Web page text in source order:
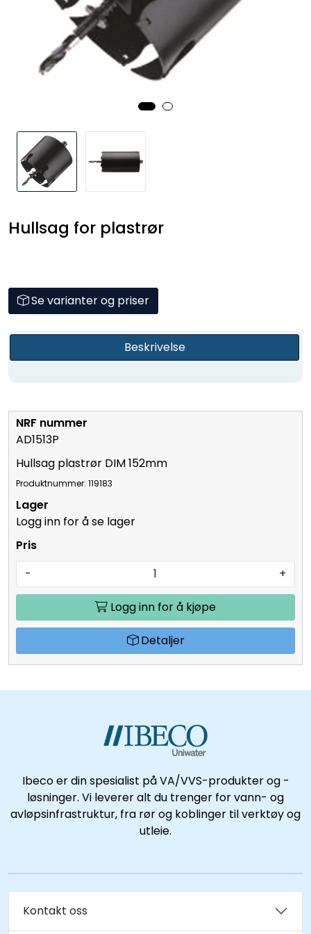
Hullsag for plastrør
Se varianter og priser
Beskrivelse
AD1513P
Hullsag plastrør DIM 152mm
Produktnummer: 119183
Logg inn for å se lager
- +
Logg inn for å kjøpe
Detaljer
Ibeco er din spesialist på VA/VVS-produkter og -
løsninger. Vi leverer alt du trenger for vann- og
avløpsinfrastruktur, fra rør og koblinger til verktøy og
utleie.
Kontakt oss
Kataloger